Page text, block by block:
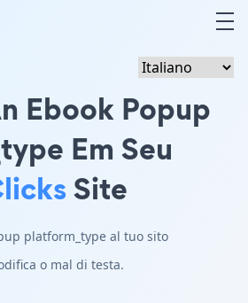
Ebook Popup
Em Seu
Site
platform_type al tuo sito
o mal di testa.